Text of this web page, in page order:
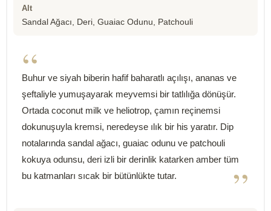
Alt
Sandal Ağacı, Deri, Guaiac Odunu, Patchouli
“
Buhur ve siyah biberin hafif baharatlı açılışı, ananas ve
şeftaliyle yumuşayarak meyvemsi bir tatlılığa dönüşür.
Ortada coconut milk ve heliotrop, çamın reçinemsi
dokunuşuyla kremsi, neredeyse ılık bir his yaratır. Dip
notalarında sandal ağacı, guaiac odunu ve patchouli
kokuya odunsu, deri izli bir derinlik katarken amber tüm
bu katmanları sıcak bir bütünlükte tutar.
”